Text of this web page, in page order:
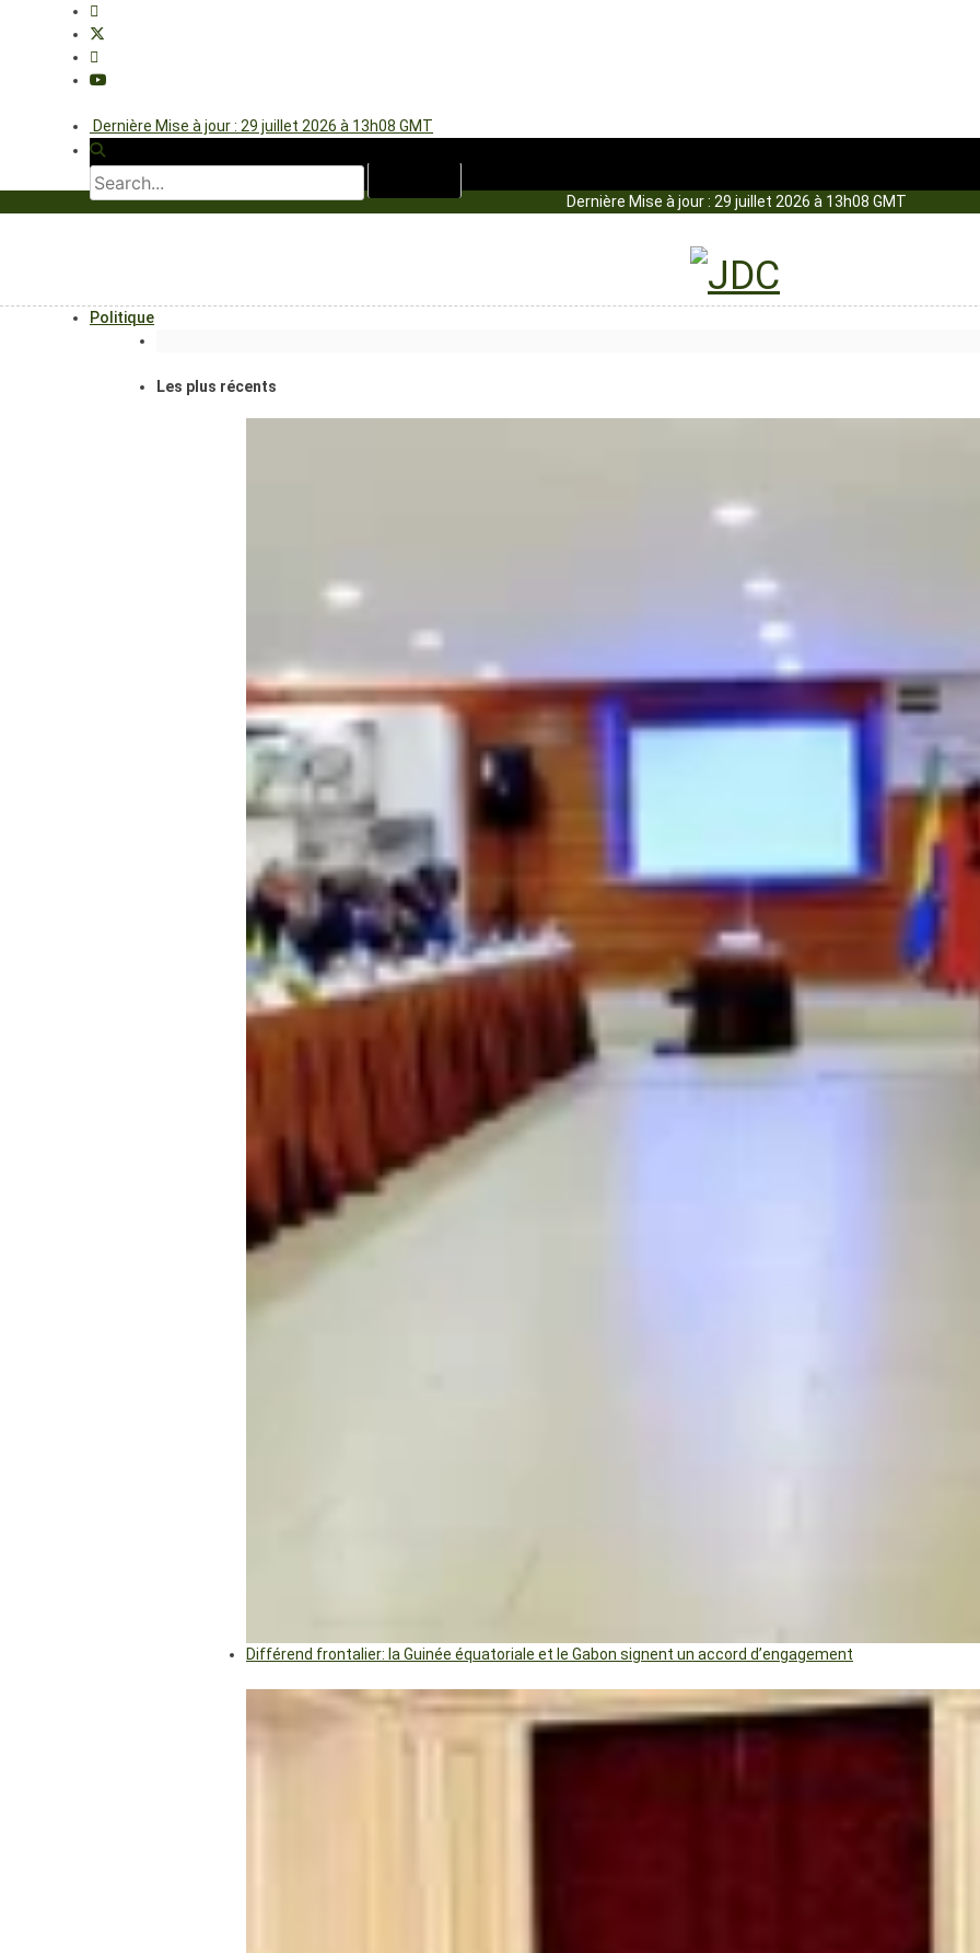
Dernière Mise à jour : 29 juillet 2026 à 13h08 GMT
Dernière Mise à jour : 29 juillet 2026 à 13h08 GMT
Politique
Les plus récents
Différend frontalier: la Guinée équatoriale et le Gabon signent un accord d’engagement